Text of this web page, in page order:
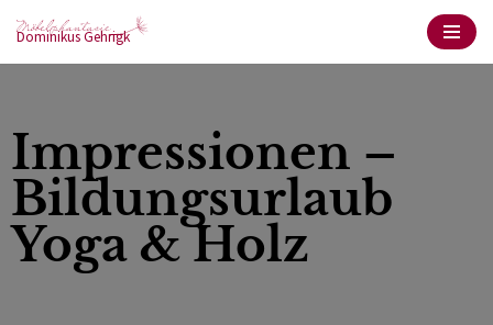
Zum
Dominikus Gehrigk
Impressionen –
Bildungsurlaub
Yoga & Holz